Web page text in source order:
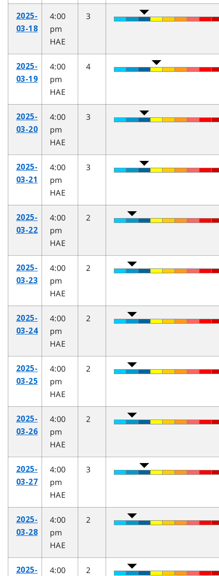
2025-
03-18
4:00
pm
HAE
3
2025-
03-19
4:00
pm
HAE
4
2025-
03-20
4:00
pm
HAE
3
2025-
03-21
4:00
pm
HAE
3
2025-
03-22
4:00
pm
HAE
2
2025-
03-23
4:00
pm
HAE
2
2025-
03-24
4:00
pm
HAE
2
2025-
03-25
4:00
pm
HAE
2
2025-
03-26
4:00
pm
HAE
2
2025-
03-27
4:00
pm
HAE
3
2025-
03-28
4:00
pm
HAE
2
2025-
4:00
2